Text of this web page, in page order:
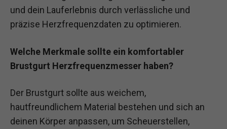
und dein Lauferlebnis durch verlässliche und
präzise Herzfrequenzdaten zu optimieren.
Welche Merkmale sollte ein komfortabler
Brustgurt Herzfrequenzmesser haben?
Der Brustgurt sollte aus weichem,
hautfreundlichem Material bestehen und sich an
deinen Körper anpassen, um Scheuerstellen,